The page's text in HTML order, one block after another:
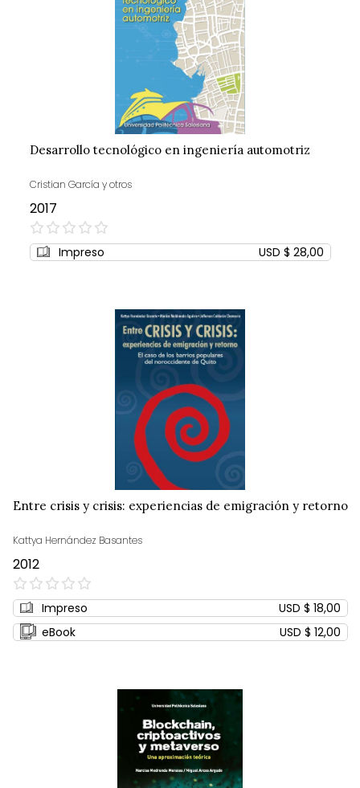
Desarrollo tecnológico en ingeniería automotriz
Cristian García y otros
2017
0%
Impreso USD $ 28,00
Entre crisis y crisis: experiencias de emigración y retorno
Kattya Hernández Basantes
2012
0%
Impreso
USD $ 18,00
eBook
USD $ 12,00